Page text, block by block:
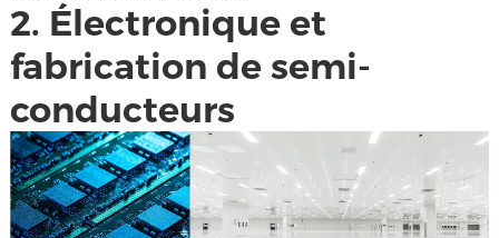
2. Électronique et
fabrication de semi-
conducteurs